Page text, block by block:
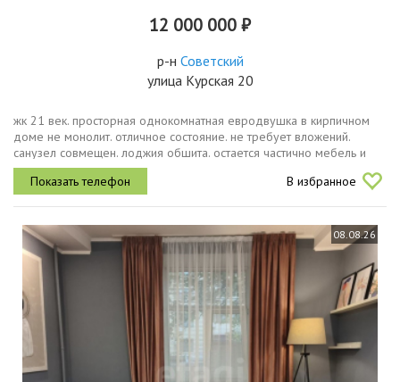
12 000 000 ₽
р-н Советский
улица Курская 20
жк 21 век. просторная однокомнатная евродвушка в кирпичном
доме не монолит. отличное состояние. не требует вложений.
санузел совмещен. лоджия обшита. остается частично мебель и
техника. квартира теплая, не угловая. чистая продажа вариант
подобран....
В избранное
08.08.26